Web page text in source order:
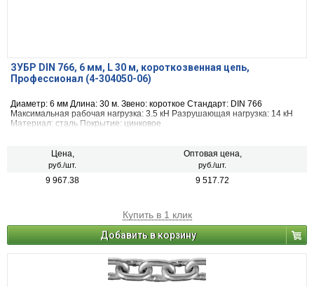
ЗУБР DIN 766, 6 мм, L 30 м, короткозвенная цепь,
Профессионал (4-304050-06)
Диаметр: 6 мм Длина: 30 м. Звено: короткое Стандарт: DIN 766
Максимальная рабочая нагрузка: 3.5 кН Разрушающая нагрузка: 14 кН
Материал: сталь Покрытие: цинковое
Цена,
руб./шт.
Оптовая цена,
руб./шт.
9 967.38 9 517.72
Купить в 1 клик
Добавить в корзину